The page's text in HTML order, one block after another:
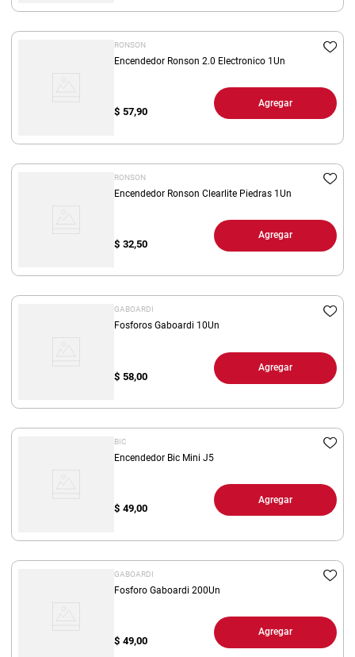
RONSON
Encendedor Ronson 2.0 Electronico 1Un
$ 57,90
Agregar
RONSON
Encendedor Ronson Clearlite Piedras 1Un
$ 32,50
Agregar
GABOARDI
Fosforos Gaboardi 10Un
$ 58,00
Agregar
BIC
Encendedor Bic Mini J5
$ 49,00
Agregar
GABOARDI
Fosforo Gaboardi 200Un
$ 49,00
Agregar